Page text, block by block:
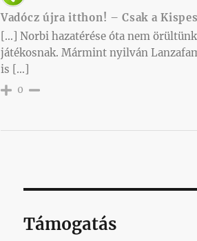
Vadócz újra itthon! – Csak a
[…] Norbi hazatérése óta nem
játékosnak. Mármint nyilván
is […]
0
Támogatás